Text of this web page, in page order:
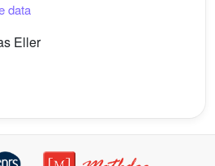
data
Eller